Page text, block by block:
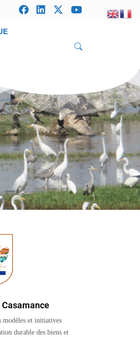
Casamance
modèles et initiatives
durable des biens et